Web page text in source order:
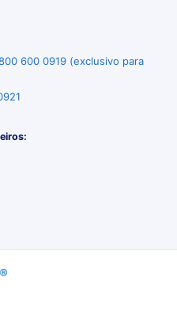
600 0919 (exclusivo para